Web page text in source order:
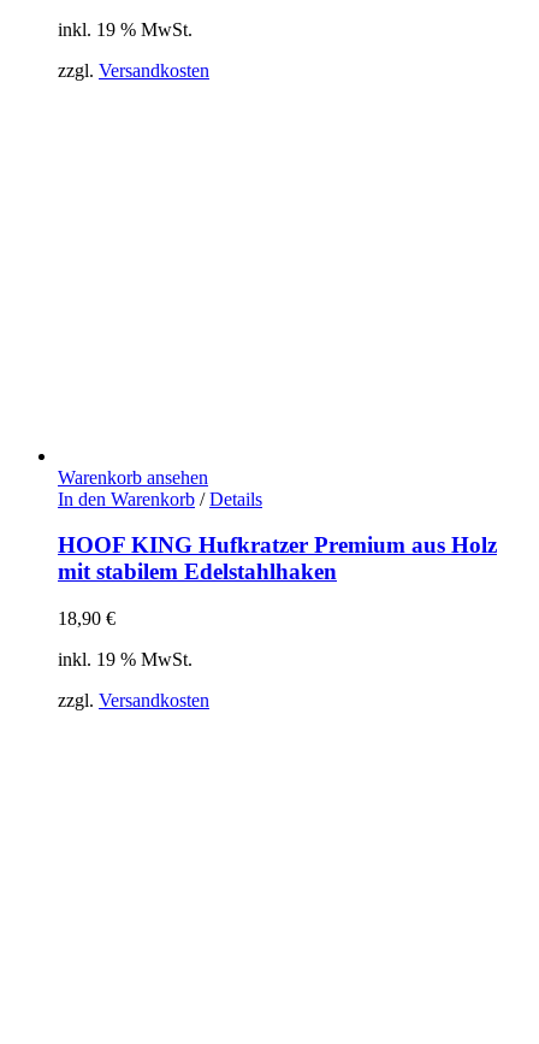
inkl. 19 % MwSt.
zzgl. Versandkosten
Warenkorb ansehen
In den Warenkorb / Details
HOOF KING Hufkratzer Premium aus Holz
mit stabilem Edelstahlhaken
18,90 €
inkl. 19 % MwSt.
zzgl. Versandkosten